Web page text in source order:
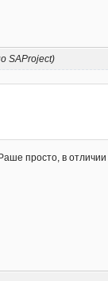
SAProject)
просто, в